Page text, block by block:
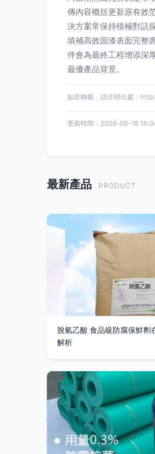
傳內容概括更新原有效
決方案常保持積極對話
填補高效固漆表面完整
伴會為最終工程增添深
最優產品背景。
如若轉載，請注明出處：
更新時間：2026-06-18
最新產品 PRODUCT
脫氫乙酸 食品級防腐保鮮劑
解析